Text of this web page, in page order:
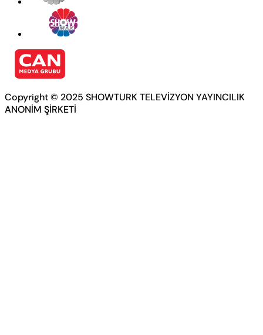
Copyright © 2025 SHOWTURK TELEVİZYON YAYINCILIK
ANONİM ŞİRKETİ